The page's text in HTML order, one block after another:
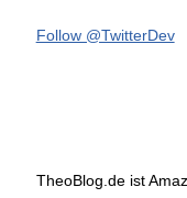
Follow @TwitterDev
TheoBlog.de ist